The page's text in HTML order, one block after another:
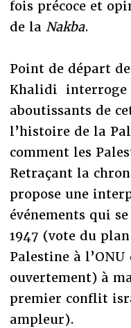
fois précoce et
de la Nakba.
Point de départ
Khalidi interroge
aboutissants de
l’histoire de la
comment les
Retraçant la
propose une
événements qui
1947 (vote du
Palestine à
ouvertement) à
premier conflit
ampleur).